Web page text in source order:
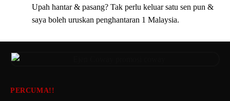
Upah hantar & pasang? Tak perlu keluar satu sen pun &
saya boleh uruskan penghantaran 1 Malaysia.
PERCUMA!!